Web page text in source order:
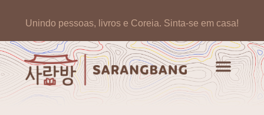
Unindo pessoas, livros e Coreia. Sinta-se em casa!